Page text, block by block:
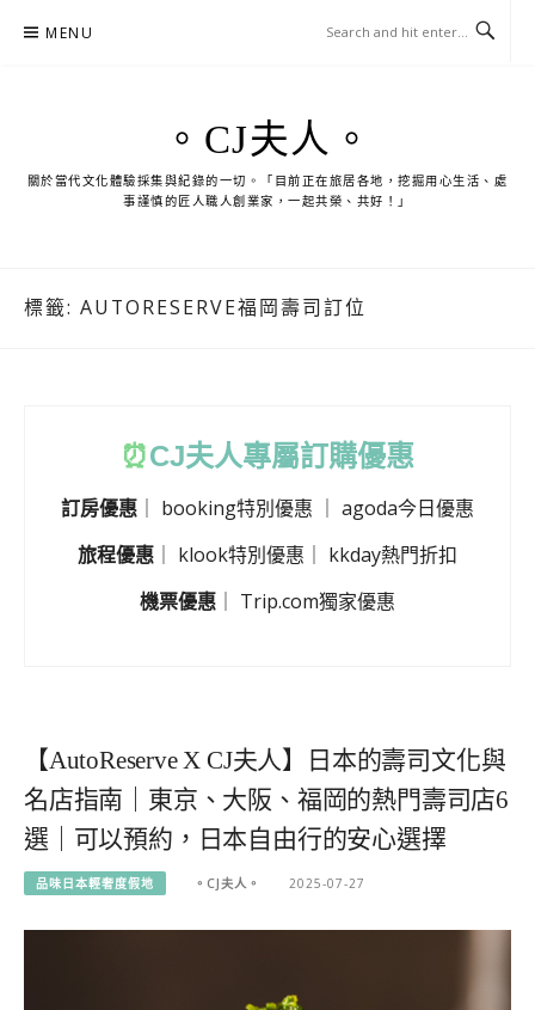
MENU
。CJ夫人。
關於當代文化體驗採集與紀錄的一切。「目前正在旅居各地，挖掘用心生活、處
事謹慎的匠人職人創業家，一起共榮、共好！」
標籤: AUTORESERVE福岡壽司訂位
⏰CJ夫人專屬訂購優惠
訂房優惠 booking特別優惠
agoda今日優惠
旅程優惠
klook特別優惠
kkday熱門折扣
機票優惠
Trip.com獨家優惠
【AutoReserve X CJ夫人】日本的壽司文化與
名店指南｜東京、大阪、福岡的熱門壽司店6
選｜可以預約，日本自由行的安心選擇
品味日本輕奢度假地 。CJ夫人。 2025-07-27